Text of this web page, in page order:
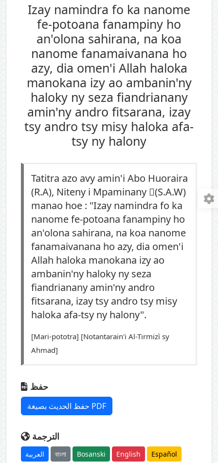
Izay namindra fo ka nanome
fe-potoana fanampiny ho
an'olona sahirana, na koa
nanome fanamaivanana ho
azy, dia omen'i Allah haloka
manokana izy ao ambanin'ny
haloky ny seza fiandrianany
amin'ny andro fitsarana, izay
tsy andro tsy misy haloka afa-
tsy ny halony
Tatitra azo avy amin'i Abo Huoraira
(R.A), Niteny i Mpaminany (ٍS.A.W)
manao hoe : "Izay namindra fo ka
nanome fe-potoana fanampiny ho
an'olona sahirana, na koa nanome
fanamaivanana ho azy, dia omen'i
Allah haloka manokana izy ao
ambanin'ny haloky ny seza
fiandrianany amin'ny andro
fitsarana, izay tsy andro tsy misy
haloka afa-tsy ny halony".
[Mari-pototra] [Notantarain'i Al-Tirmizì sy
Ahmad]
حفظ
حفظ الحديث بصيغة PDF
الترجمة
العربية বাংলা Bosanski English Español